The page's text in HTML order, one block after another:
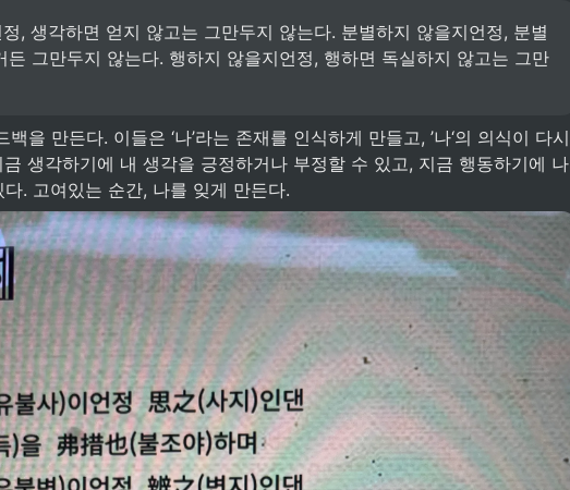
, 생각하면 얻지 않고는 그만두지 않는다. 분별하지 않을지언정, 분별
든 그만두지 않는다. 행하지 않을지언정, 행하면 독실하지 않고는 그만
생각하기에 내 생각을 긍정하거나 부정할 수 있고, 지금 행동하기에 나
. 고여있는 순간, 나를 잊게 만든다.